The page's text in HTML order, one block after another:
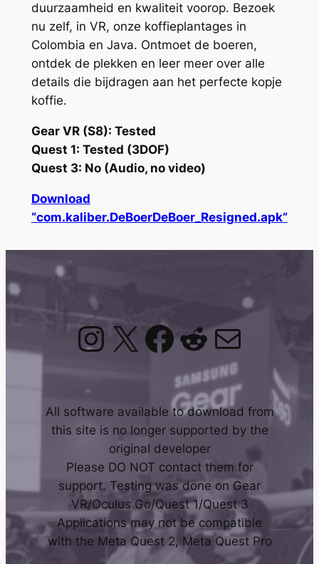
duurzaamheid en kwaliteit voorop. Bezoek
nu zelf, in VR, onze koffieplantages in
Colombia en Java. Ontmoet de boeren,
ontdek de plekken en leer meer over alle
details die bijdragen aan het perfecte kopje
koffie.
Gear VR (S8): Tested
Quest 1: Tested (3DOF)
Quest 3: No (Audio, no video)
Download
“com.kaliber.DeBoerDeBoer_Resigned.apk”
Instagram
X Facebook
Reddit
Mail
All software available to download from
this site is no longer supported by the
original developer
Please DO NOT contact them for
support. Testing was done on Gear
VR/Oculus Go/Quest 1/Quest 3
Applications may not be compatible
with the Meta Quest 2, Meta Quest Pro